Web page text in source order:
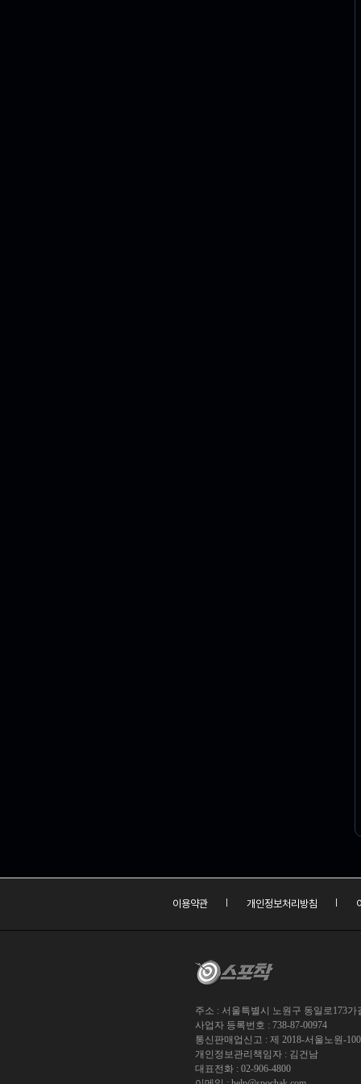
이용약관 개인정보처리방침
주소 : 서울특별시 노원구 동일로173가
사업자 등록번호 : 738-87-00974
통신판매업신고 : 제 2018-서울노원-
개인정보관리책임자 : 김건남
대표전화 : 02-906-4800